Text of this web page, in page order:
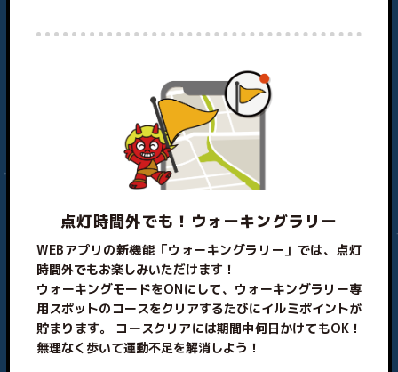
点灯時間外でも！ウォーキングラリー
WEBアプリの新機能「ウォーキングラリー」では、点灯
時間外でもお楽しみいただけます！
ウォーキングモードをONにして、ウォーキングラリー専
用スポットのコースをクリアするたびにイルミポイントが
貯まります。 コースクリアには期間中何日かけてもOK！
無理なく歩いて運動不足を解消しよう！